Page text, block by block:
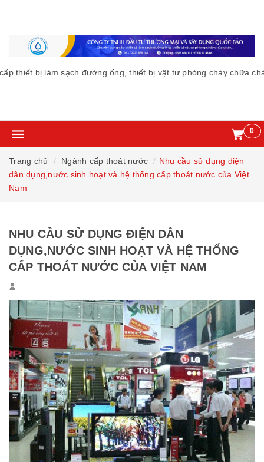
bị làm sạch đường ống, thiết bị vật tư phòng cháy chữa cháy -
0
Trang chủ Ngành cấp thoát nước
Nhu cầu sử dụng điện
dân dụng,nước sinh hoạt và hệ thống cấp thoát nước của Việt
Nam
NHU CẦU SỬ DỤNG ĐIỆN DÂN
DỤNG,NƯỚC SINH HOẠT VÀ HỆ THỐNG
CẤP THOÁT NƯỚC CỦA VIỆT NAM